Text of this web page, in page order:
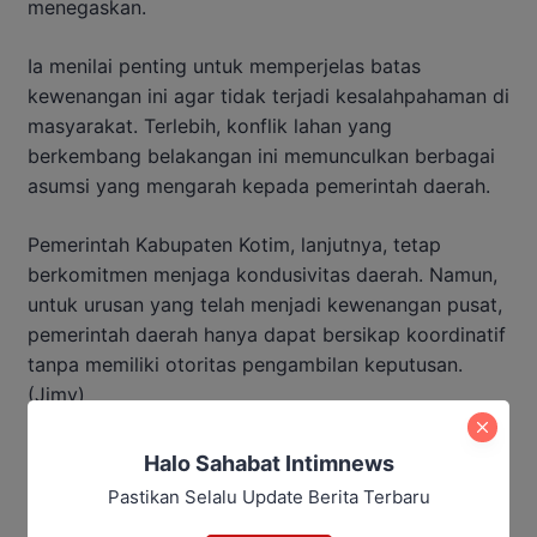
menegaskan.
Ia menilai penting untuk memperjelas batas
kewenangan ini agar tidak terjadi kesalahpahaman di
masyarakat. Terlebih, konflik lahan yang
berkembang belakangan ini memunculkan berbagai
asumsi yang mengarah kepada pemerintah daerah.
Pemerintah Kabupaten Kotim, lanjutnya, tetap
berkomitmen menjaga kondusivitas daerah. Namun,
untuk urusan yang telah menjadi kewenangan pusat,
pemerintah daerah hanya dapat bersikap koordinatif
tanpa memiliki otoritas pengambilan keputusan.
(Jimy)
Kebijakan Ramadan Kotim: THM
Halo Sahabat Intimnews
Pastikan Selalu Update Berita Terbaru